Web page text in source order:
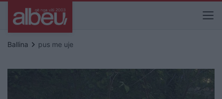
Ballina keyboard_arrow_right pus me uje